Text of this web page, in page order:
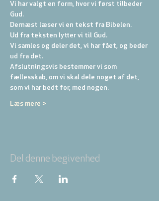
Vi har valgt en form, hvor vi først tilbeder
Gud.
Dernæst læser vi en tekst fra Bibelen.
Ud fra teksten lytter vi til Gud.
Vi samles og deler det, vi har fået, og beder
ud fra det.
Afslutningsvis bestemmer vi som
fællesskab, om vi skal dele noget af det,
som vi har bedt for, med nogen.
Læs mere >
Del denne begivenhed